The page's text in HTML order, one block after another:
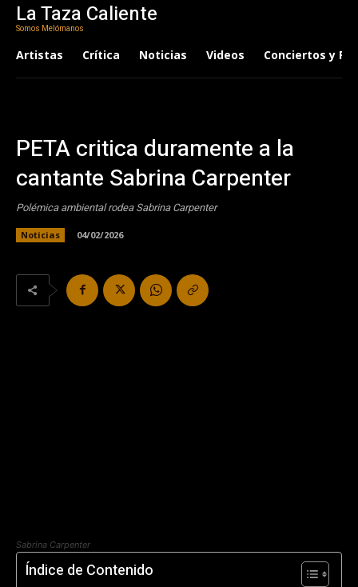
La Taza Caliente
Somos Melómanos
Artistas Crítica Noticias Videos Conciertos y
PETA critica duramente a la
cantante Sabrina Carpenter
Polémica ambiental rodea Sabrina Carpenter
Noticias 04/02/2026
Sabrina Carpenter
Índice de Contenido